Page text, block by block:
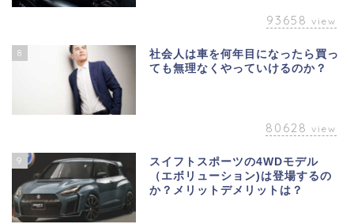
93658 view
8
社会人は車を何年目になったら買っ
ても無理なくやっていけるのか？
80628 view
9
スイフトスポーツの4WDモデル
（エボリューション)は登場するの
か？メリットデメリットは？